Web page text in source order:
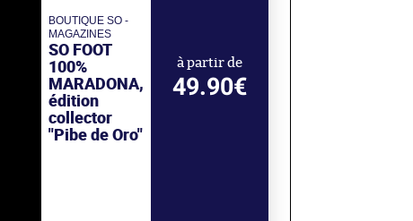
BOUTIQUE SO -
MAGAZINES
SO FOOT
100%
MARADONA,
édition
collector
"Pibe de Oro"
à partir de
49.90€